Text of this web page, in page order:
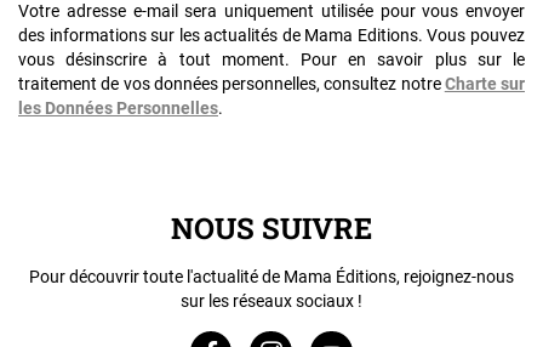
Votre adresse e-mail sera uniquement utilisée pour vous envoyer
des informations sur les actualités de Mama Editions. Vous pouvez
vous désinscrire à tout moment. Pour en savoir plus sur le
traitement de vos données personnelles, consultez notre Charte sur
les Données Personnelles.
NOUS SUIVRE
Pour découvrir toute l'actualité de Mama Éditions, rejoignez-nous
sur les réseaux sociaux !